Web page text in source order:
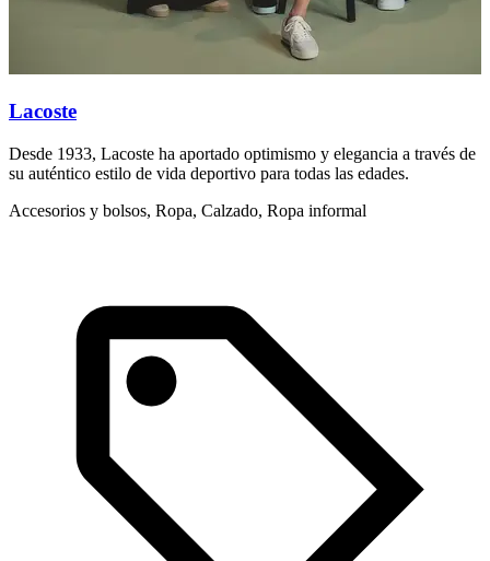
Lacoste
Desde 1933, Lacoste ha aportado optimismo y elegancia a través de
su auténtico estilo de vida deportivo para todas las edades.
Accesorios y bolsos, Ropa, Calzado, Ropa informal